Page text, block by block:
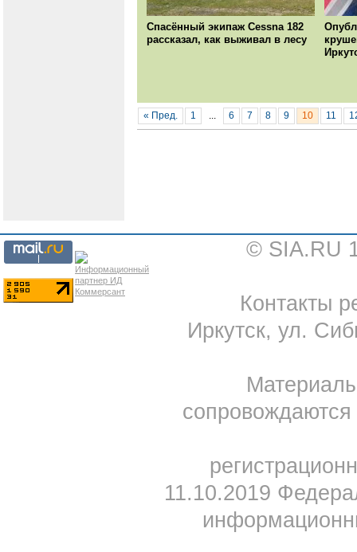
Спасённый экипаж Cessna 182
рассказал, как выживал в лесу
« Пред. 1 ... 6 7 8 9 10 11
© SIA.RU
Контакты
Иркутск, ул.
11.10.2019